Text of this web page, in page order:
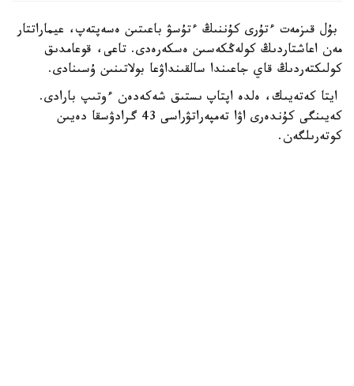
بۇل قىزمەت ءتۇرى كۇننىڭ ءتۇسۋ باعىتىن ەسەپتەپ، عيماراتتار
مەن اعاشتاردىڭ كولەڭكەسىن ەسكەرەدى. تاعى، قوعامدىق
كولىكتەردىڭ قاي جاعىندا سالقىنداۋعا بولاتىنىن ۇسىنادى.
ايتا كەتەيىك، ەلدە اپتاپ ىستىق شەكەدەن ءوتىپ بارادى.
كەيىنگى كۇندەرى اۋا تەمپەراتۋراسى 43 گرادۋسقا دەيىن
كوتەرىلگەن.